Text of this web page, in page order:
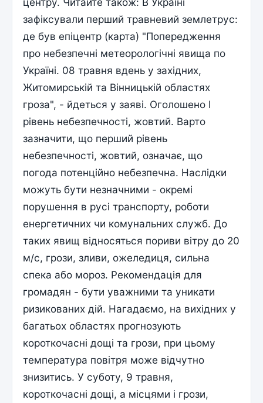
зафіксували перший травневий землетрус:
де був епіцентр (карта) "Попередження
про небезпечні метеорологічні явища по
Україні. 08 травня вдень у західних,
Житомирській та Вінницькій областях
гроза", - йдеться у заяві. Оголошено I
рівень небезпечності, жовтий. Варто
зазначити, що перший рівень
небезпечності, жовтий, означає, що
погода потенційно небезпечна. Наслідки
можуть бути незначними - окремі
порушення в русі транспорту, роботи
енергетичних чи комунальних служб. До
таких явищ відносяться пориви вітру до 20
м/с, грози, зливи, ожеледиця, сильна
спека або мороз. Рекомендація для
громадян - бути уважними та уникати
ризикованих дій. Нагадаємо, на вихідних у
багатьох областях прогнозують
короткочасні дощі та грози, при цьому
температура повітря може відчутно
знизитись. У суботу, 9 травня,
короткочасні дощі, а місцями і грози,